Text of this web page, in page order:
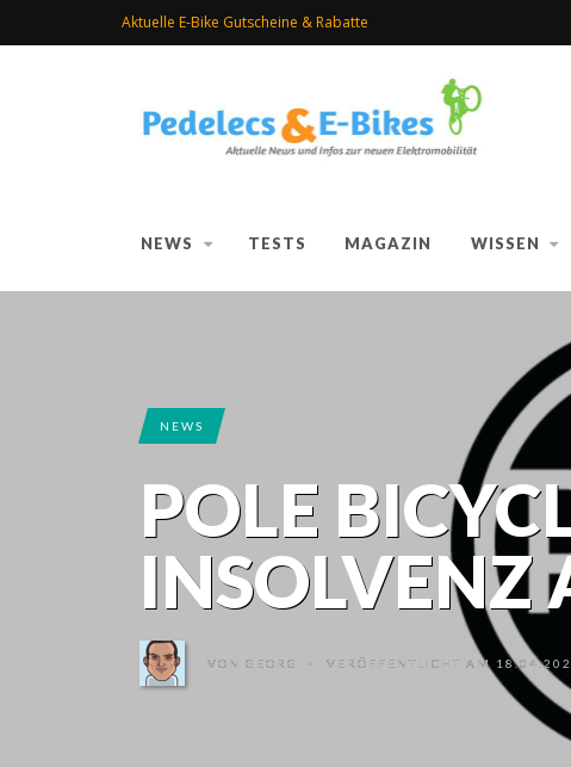
Aktuelle E-Bike Gutscheine & Rabatte
NEWS TESTS MAGAZIN WISSEN
NEWS
POLE
INSOLVENZ
VON GEORG • VERÖFFENTLICHT AM